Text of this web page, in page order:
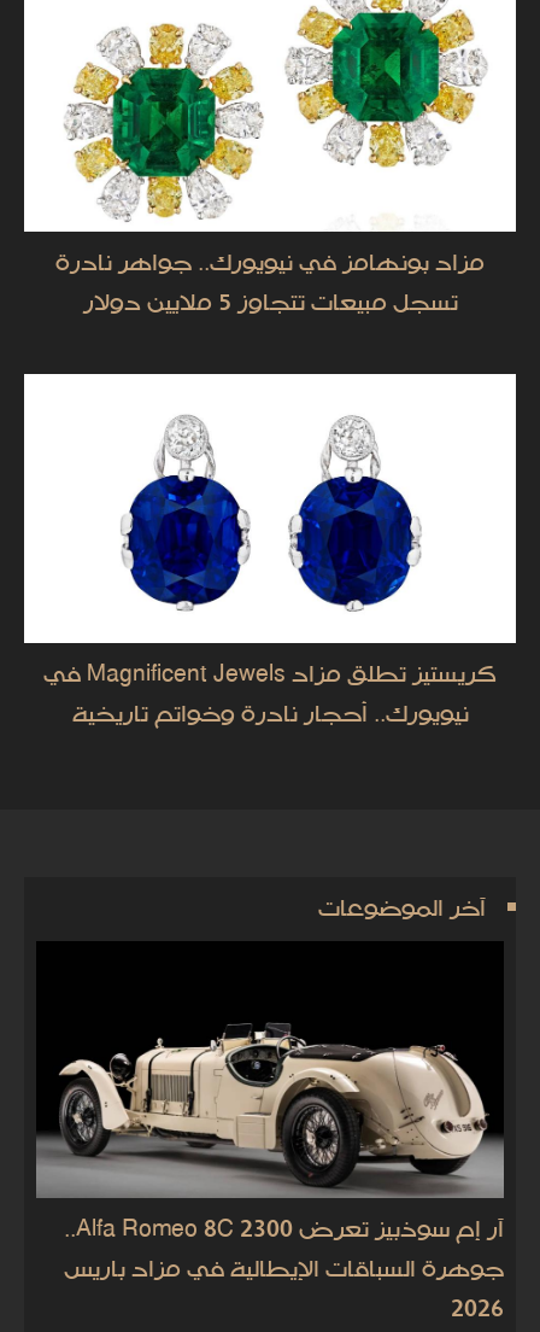
مزاد بونهامز في نيويورك.. جواهر نادرة
تسجل مبيعات تتجاوز 5 ملايين دولار
كريستيز تطلق مزاد Magnificent Jewels في
نيويورك.. أحجار نادرة وخواتم تاريخية
آخر الموضوعات
آر إم سوذبيز تعرض Alfa Romeo 8C 2300..
جوهرة السباقات الإيطالية في مزاد باريس
2026